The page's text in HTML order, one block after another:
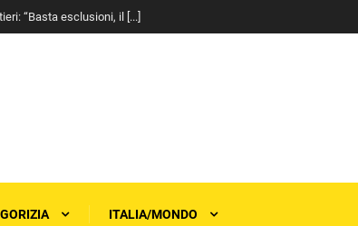
“Basta esclusioni, il [...]
GORIZIA ITALIA/MONDO